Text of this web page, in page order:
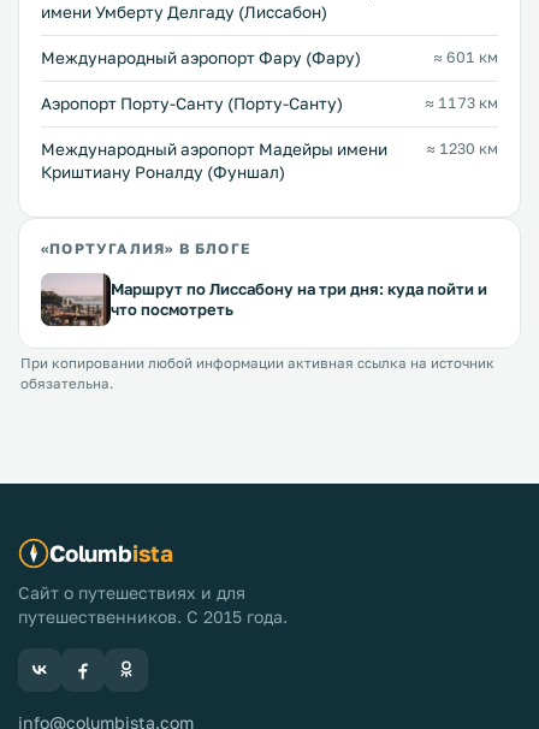
имени Умберту Делгаду (Лиссабон)
Международный аэропорт Фару (Фару) ≈ 601 км
Аэропорт Порту-Санту (Порту-Санту) ≈ 1173 км
Международный аэропорт Мадейры имени
Криштиану Роналду (Фуншал)
≈ 1230 км
«ПОРТУГАЛИЯ» В БЛОГЕ
Маршрут по Лиссабону на три дня: куда пойти и
что посмотреть
При копировании любой информации активная ссылка на источник
обязательна.
Columbista
Сайт о путешествиях и для
путешественников. С 2015 года.
info@columbista.com